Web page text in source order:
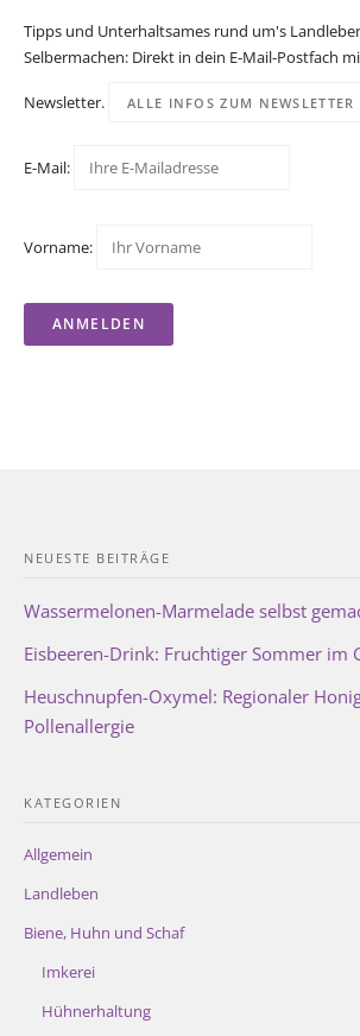
Tipps und Unterhaltsames rund um's
Selbermachen: Direkt in dein E-Mail-Postfach
Newsletter. ALLE INFOS ZUM NEWSLETTER
E-Mail:
Vorname:
NEUESTE BEITRÄGE
Wassermelonen-Marmelade selbst
Eisbeeren-Drink: Fruchtiger Sommer im
Heuschnupfen-Oxymel: Regionaler
Pollenallergie
KATEGORIEN
Allgemein
Landleben
Biene, Huhn und Schaf
Imkerei
Hühnerhaltung